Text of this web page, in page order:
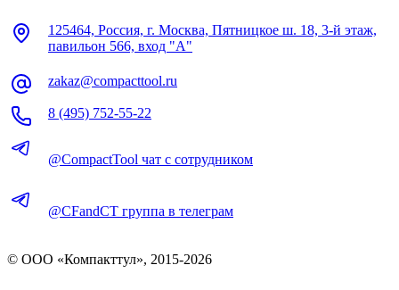
125464, Россия, г. Москва, Пятницкое ш. 18, 3-й этаж,
павильон 566, вход "А"
zakaz@compacttool.ru
8 (495) 752-55-22
@CompactTool чат с сотрудником
@CFandCT группа в телеграм
© OOO «Компакттул», 2015-2026